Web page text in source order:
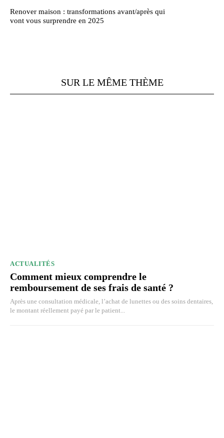
Renover maison : transformations avant/après qui
vont vous surprendre en 2025
SUR LE MÊME THÈME
ACTUALITÉS
Comment mieux comprendre le
remboursement de ses frais de santé ?
Après une consultation médicale, l’achat de lunettes ou des soins dentaires,
le montant réellement payé par le patient...